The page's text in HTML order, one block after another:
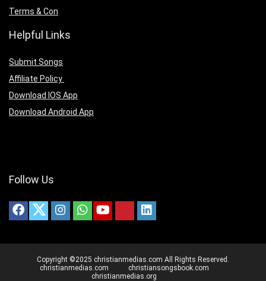
Terms & Con
Helpful Links
Submit Songs
Affiliate Policy
Download IOS App
Download Android App
Follow Us
Copyright ©2025 christianmedias.com All Rights Reserved.
christianmedias.com
christiansongsbook.com
christianmedias.org